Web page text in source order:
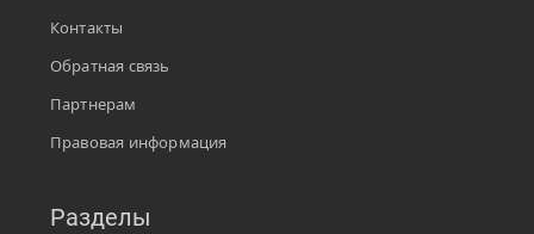
Контакты
Обратная связь
Партнерам
Правовая информация
Разделы